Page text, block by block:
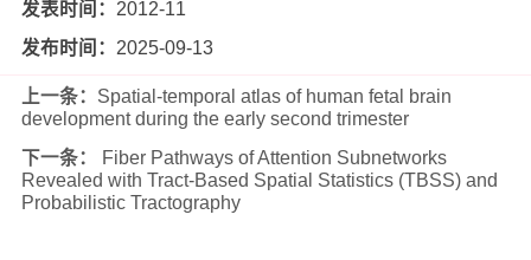
发表时间： 2012-11
发布时间： 2025-09-13
上一条： Spatial-temporal atlas of human fetal brain
development during the early second trimester
下一条：
Fiber Pathways of Attention Subnetworks
Revealed with Tract-Based Spatial Statistics (TBSS) and
Probabilistic Tractography